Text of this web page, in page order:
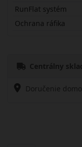
RunFlat systém
Ochrana ráfika
Centrálny
Doručenie